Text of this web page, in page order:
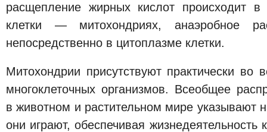
расщепление жирных кислот происходит в
клетки — митохондриях, анаэробное
непосредственно в цитоплазме клетки.
Митохондрии присутствуют практически во
многоклеточных организмов. Всеобщее
в животном и растительном мире указывают
они играют, обеспечивая жизнедеятельность